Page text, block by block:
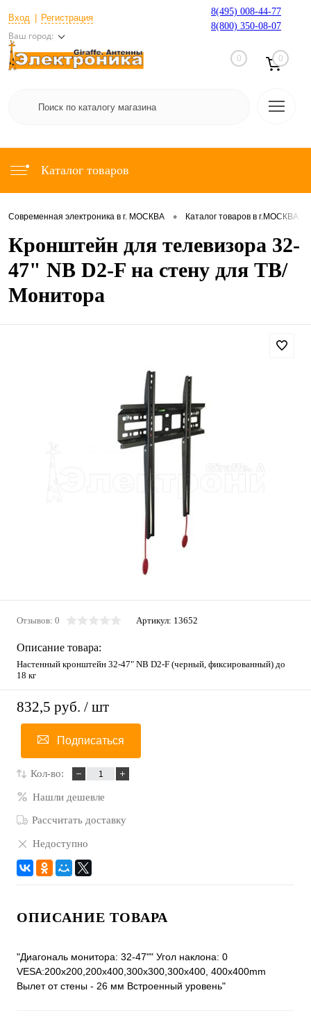
Вход Регистрация
Ваш город:
8(495) 008-44-77
8(800) 350-08-07
0 0
Каталог товаров
Современная электроника в г. МОСКВА • Каталог товаров в г.МОСКВА
Кронштейн для телевизора 32-
47" NB D2-F на стену для ТВ/
Монитора
Отзывов: 0 Артикул: 13652
Описание товара:
Настенный кронштейн 32-47" NB D2-F (черный, фиксированный) до
18 кг
832,5 руб. / шт
Подписаться
Кол-во:
Нашли дешевле
Рассчитать доставку
Недоступно
ОПИСАНИЕ ТОВАРА
"Диагональ монитора: 32-47"" Угол наклона: 0
VESA:200x200,200x400,300x300,300x400, 400x400mm
Вылет от стены - 26 мм Встроенный уровень"